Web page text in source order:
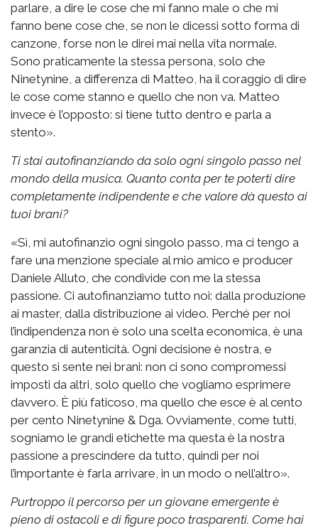
parlare, a dire le cose che mi fanno male o che mi
fanno bene cose che, se non le dicessi sotto forma di
canzone, forse non le direi mai nella vita normale.
Sono praticamente la stessa persona, solo che
Ninetynine, a differenza di Matteo, ha il coraggio di dire
le cose come stanno e quello che non va. Matteo
invece è l’opposto: si tiene tutto dentro e parla a
stento».
Ti stai autofinanziando da solo ogni singolo passo nel
mondo della musica. Quanto conta per te poterti dire
completamente indipendente e che valore dà questo ai
tuoi brani?
«Sì, mi autofinanzio ogni singolo passo, ma ci tengo a
fare una menzione speciale al mio amico e producer
Daniele Alluto, che condivide con me la stessa
passione. Ci autofinanziamo tutto noi: dalla produzione
ai master, dalla distribuzione ai video. Perché per noi
l’indipendenza non è solo una scelta economica, è una
garanzia di autenticità. Ogni decisione è nostra, e
questo si sente nei brani: non ci sono compromessi
imposti da altri, solo quello che vogliamo esprimere
davvero. È più faticoso, ma quello che esce è al cento
per cento Ninetynine & Dga. Ovviamente, come tutti,
sogniamo le grandi etichette ma questa è la nostra
passione a prescindere da tutto, quindi per noi
l’importante è farla arrivare, in un modo o nell’altro».
Purtroppo il percorso per un giovane emergente è
pieno di ostacoli e di figure poco trasparenti. Come hai